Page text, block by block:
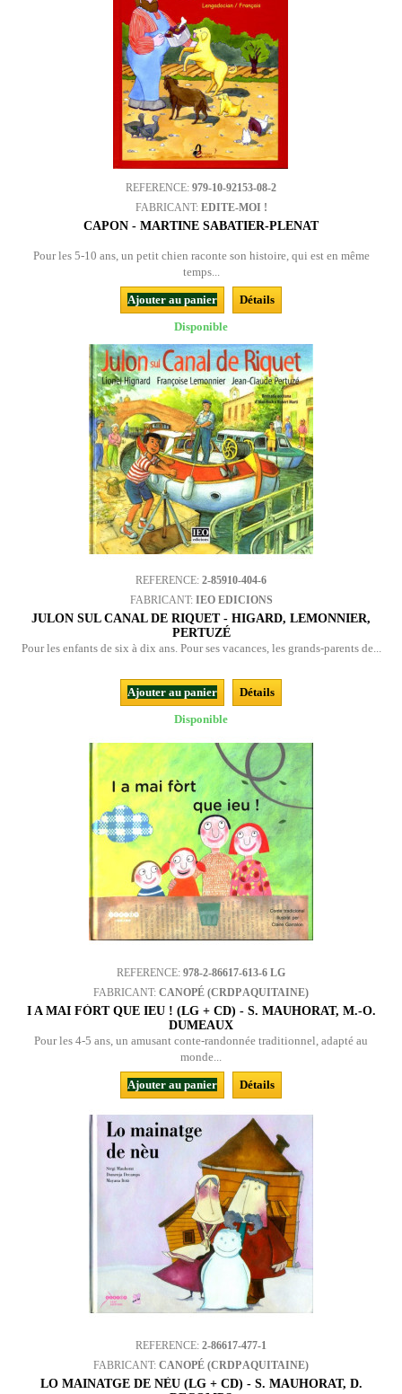
REFERENCE: 979-10-92153-08-2
FABRICANT: EDITE-MOI !
CAPON - MARTINE SABATIER-PLENAT
Pour les 5-10 ans, un petit chien raconte son histoire, qui est en même
temps...
Ajouter au panier
Détails
Disponible
REFERENCE: 2-85910-404-6
FABRICANT: IEO EDICIONS
JULON SUL CANAL DE RIQUET - HIGARD, LEMONNIER,
PERTUZÉ
Pour les enfants de six à dix ans. Pour ses vacances, les grands-parents de...
Ajouter au panier
Détails
Disponible
REFERENCE: 978-2-86617-613-6 LG
FABRICANT: CANOPÉ (CRDP AQUITAINE)
I A MAI FÒRT QUE IEU ! (LG + CD) - S. MAUHORAT, M.-O.
DUMEAUX
Pour les 4-5 ans, un amusant conte-randonnée traditionnel, adapté au
monde...
Ajouter au panier Détails
REFERENCE: 2-86617-477-1
FABRICANT: CANOPÉ (CRDP AQUITAINE)
LO MAINATGE DE NÈU (LG + CD) - S. MAUHORAT, D.